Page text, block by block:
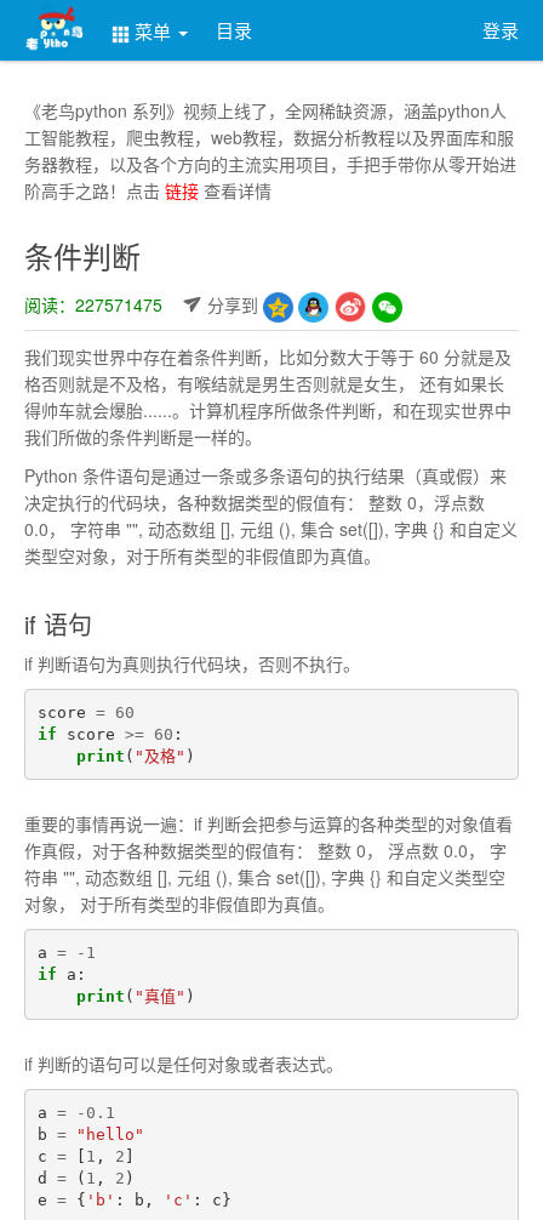
菜单 目录 登录
《老鸟python 系列》视频上线了，全网稀缺资源，涵盖python人
工智能教程，爬虫教程，web教程，数据分析教程以及界面库和服
务器教程，以及各个方向的主流实用项目，手把手带你从零开始进
阶高手之路！点击 链接 查看详情
条件判断
阅读：227571475 分享到
我们现实世界中存在着条件判断，比如分数大于等于 60 分就是及
格否则就是不及格，有喉结就是男生否则就是女生， 还有如果长
得帅车就会爆胎......。计算机程序所做条件判断，和在现实世界中
我们所做的条件判断是一样的。
Python 条件语句是通过一条或多条语句的执行结果（真或假）来
决定执行的代码块，各种数据类型的假值有： 整数 0，浮点数
0.0， 字符串 "", 动态数组 [], 元组 (), 集合 set([]), 字典 {} 和自定义
类型空对象，对于所有类型的非假值即为真值。
if 语句
if 判断语句为真则执行代码块，否则不执行。
score =
60
if
score >= 60 :
print ( "及格" )
重要的事情再说一遍：if 判断会把参与运算的各种类型的对象值看
作真假，对于各种数据类型的假值有： 整数 0， 浮点数 0.0， 字
符串 "", 动态数组 [], 元组 (), 集合 set([]), 字典 {} 和自定义类型空
对象， 对于所有类型的非假值即为真值。
a = - 1
if
a :
print ( "真值" )
if 判断的语句可以是任何对象或者表达式。
a = - 0.1
b =
"hello"
c = [ 1 , 2 ]
d
= ( 1 , 2 )
e = { 'b' : b , 'c' : c}